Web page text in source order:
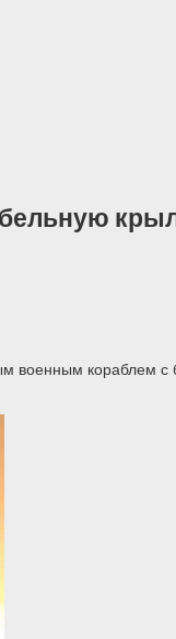
военным кораблем с